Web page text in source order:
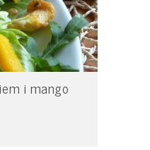
i mango